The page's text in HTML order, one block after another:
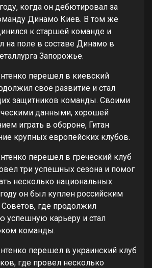
когда он дебютировал за
Динамо Киев. В том же
к старшей команде и
поле в составе Динамо в
Запорожье.
перешел в киевский
свое развитие и стал
защитников команды. Своими
данными, хорошей
играть в обороне, Гитан
крупных европейских клубов.
перешел в греческий клуб
три успешных сезона и помог
несколько национальных
он был куплен российским
где продолжил
успешную карьеру и стал
команды.
перешел в украинский клуб
где провел несколько